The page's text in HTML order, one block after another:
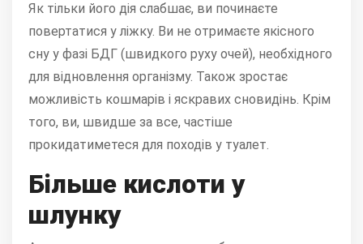
Як тільки його дія слабшає, ви починаєте
повертатися у ліжку. Ви не отримаєте якісного
сну у фазі БДГ (швидкого руху очей), необхідного
для відновлення організму. Також зростає
можливість кошмарів і яскравих сновидінь. Крім
того, ви, швидше за все, частіше
прокидатиметеся для походів у туалет.
Більше кислоти у
шлунку